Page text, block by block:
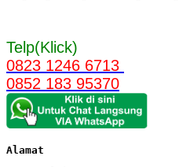
Telp(Klick)
0823 1246 6713
0852 183 95370
Alamat